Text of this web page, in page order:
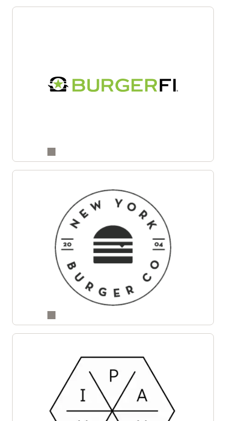
이 안전하고 확장 가능한 API는 모든 수준의 레스토랑